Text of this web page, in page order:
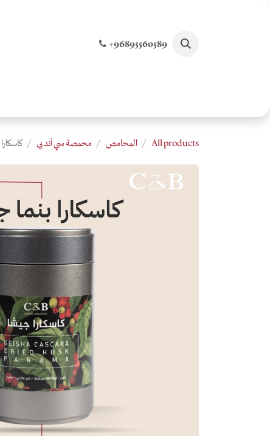
+96895560589
All products المحامص محمصة سي أند بي كاسكارا جيشا